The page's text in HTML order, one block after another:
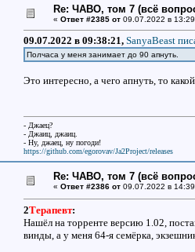
Re: ЧАВО, том 7 (всё
« Ответ #2385 от09.07.2022 в
09.07.2022 в 09:38:21, SanyaBeast
Полчаса у меня занимает до 90 апнуть.
Это интересно, а чего апнуть, то
- Джаец?
- Джаиц, джаиц.
- Ну, джаец, ну погоди!
https://github.com/egorovav/Ja2Project/releases
Re: ЧАВО, том 7 (всё
« Ответ #2386 от09.07.2022 в
2Терапевт:
Нашёл на торренте версию 1.02,
винды, а у меня 64-я семёрка,